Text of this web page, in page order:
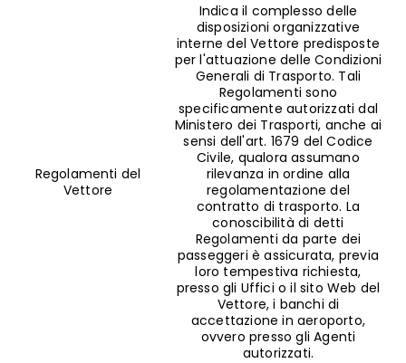
Regolamenti del
Vettore
Indica il complesso delle
disposizioni organizzative
interne del Vettore predisposte
per l'attuazione delle Condizioni
Generali di Trasporto. Tali
Regolamenti sono
specificamente autorizzati dal
Ministero dei Trasporti, anche ai
sensi dell'art. 1679 del Codice
Civile, qualora assumano
rilevanza in ordine alla
regolamentazione del
contratto di trasporto. La
conoscibilità di detti
Regolamenti da parte dei
passeggeri è assicurata, previa
loro tempestiva richiesta,
presso gli Uffici o il sito Web del
Vettore, i banchi di
accettazione in aeroporto,
ovvero presso gli Agenti
autorizzati.